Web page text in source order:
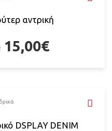
αντρική
15,00€
DSPLAY DENIM